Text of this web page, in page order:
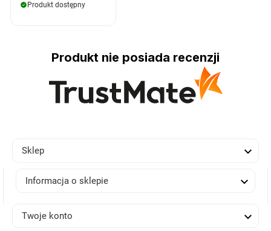
Produkt dostępny
Produkt nie posiada recenzji
Sklep 
Informacja o sklepie 
Twoje konto 